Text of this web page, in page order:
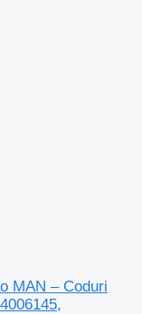
MAN – Coduri